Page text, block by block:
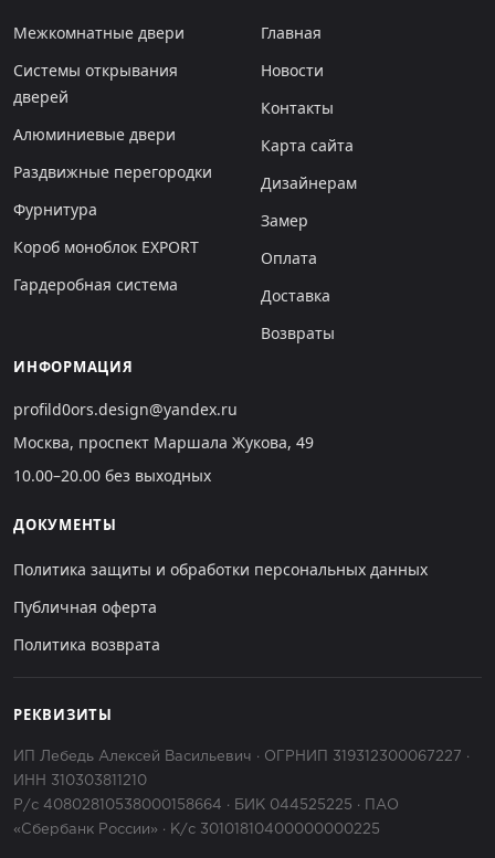
Межкомнатные двери
Системы открывания
дверей
Алюминиевые двери
Раздвижные перегородки
Фурнитура
Короб моноблок EXPORT
Гардеробная система
Главная
Новости
Контакты
Карта сайта
Дизайнерам
Замер
Оплата
Доставка
Возвраты
ИНФОРМАЦИЯ
profild0ors.design@yandex.ru
Москва, проспект Маршала Жукова, 49
10.00–20.00 без выходных
ДОКУМЕНТЫ
Политика защиты и обработки персональных данных
Публичная оферта
Политика возврата
РЕКВИЗИТЫ
ИП Лебедь Алексей Васильевич · ОГРНИП 319312300067227 ·
ИНН 310303811210
Р/с 40802810538000158664 · БИК 044525225 · ПАО
«Сбербанк России» · К/с 30101810400000000225